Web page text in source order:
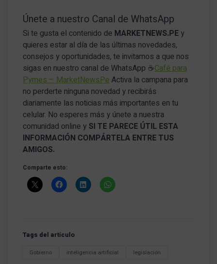
Únete a nuestro Canal de WhatsApp
Si te gusta el contenido de MARKETNEWS.PE y
quieres estar al día de las últimas novedades,
consejos y oportunidades, te invitamos a que nos
sigas en nuestro canal de WhatsApp ☕Café para
Pymes – MarketNewsPeActiva la campana para
no perderte ninguna novedad y recibirás
diariamente las noticias más importantes en tu
celular. No esperes más y únete a nuestra
comunidad online y SI TE PARECE ÚTIL ESTA
INFORMACIÓN COMPÁRTELA ENTRE TUS
AMIGOS.
Comparte esto:
Tags del artículo
Gobierno inteligencia artificial legislación